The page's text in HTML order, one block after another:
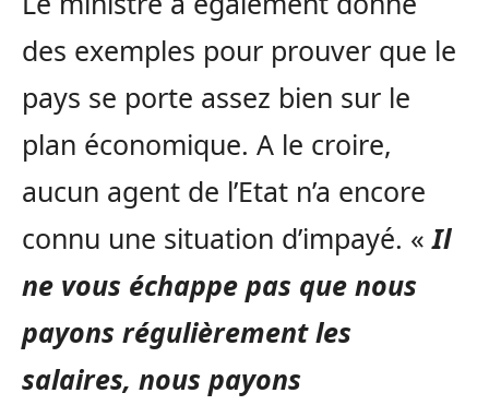
des exemples pour prouver que le
pays se porte assez bien sur le
plan économique. A le croire,
aucun agent de l’Etat n’a encore
connu une situation d’impayé. «Il
ne vous échappe pas que nous
payons régulièrement les
salaires, nous payons